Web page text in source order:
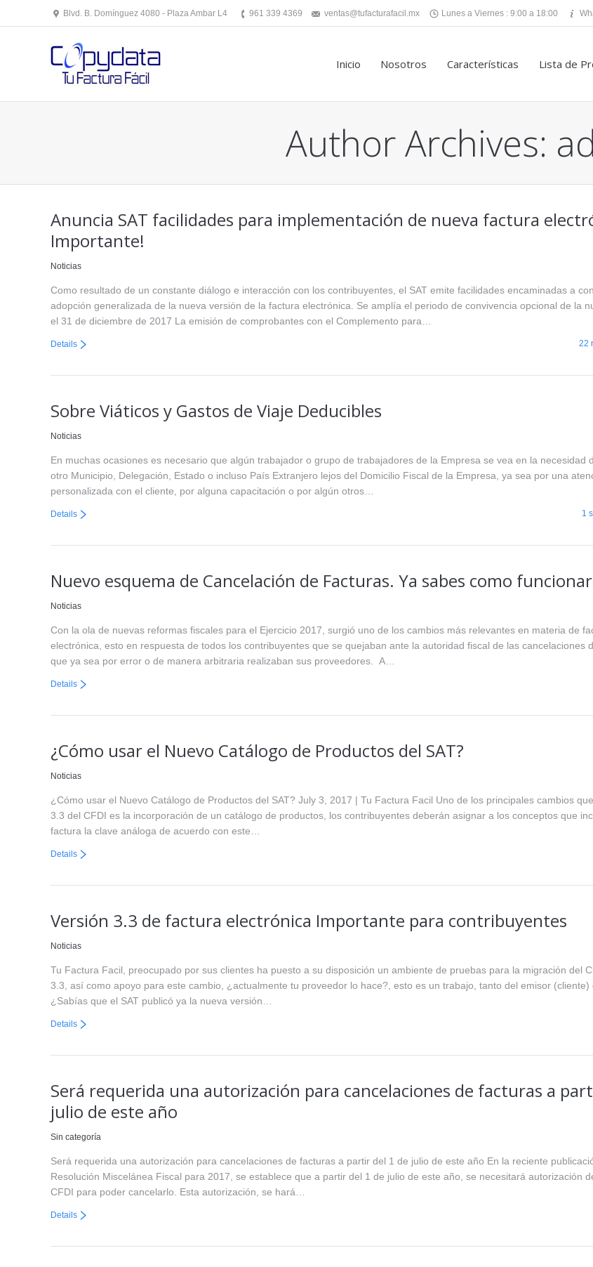
Blvd. B. Domínguez 4080 - Plaza Ambar L4 961 339 4369 ventas@tufacturafacil.mx Lunes a Viernes : 9:00 a 18:00
Inicio Nosotros Características Lista de
Author Archives:
Anuncia SAT facilidades para implementación de nueva factura
Importante!
Noticias
Como resultado de un constante diálogo e interacción con los contribuyentes, el SAT emite facilidades encaminadas a
adopción generalizada de la nueva versión de la factura electrónica. Se amplía el periodo de convivencia opcional de la
el 31 de diciembre de 2017 La emisión de comprobantes con el Complemento para…
22
Details
Sobre Viáticos y Gastos de Viaje Deducibles
Noticias
En muchas ocasiones es necesario que algún trabajador o grupo de trabajadores de la Empresa se vea en la necesidad
otro Municipio, Delegación, Estado o incluso País Extranjero lejos del Domicilio Fiscal de la Empresa, ya sea por una
personalizada con el cliente, por alguna capacitación o por algún otros…
1
Details
Nuevo esquema de Cancelación de Facturas. Ya sabes como
Noticias
Con la ola de nuevas reformas fiscales para el Ejercicio 2017, surgió uno de los cambios más relevantes en materia de
electrónica, esto en respuesta de todos los contribuyentes que se quejaban ante la autoridad fiscal de las cancelaciones
que ya sea por error o de manera arbitraria realizaban sus proveedores. A…
Details
¿Cómo usar el Nuevo Catálogo de Productos del SAT?
Noticias
¿Cómo usar el Nuevo Catálogo de Productos del SAT? July 3, 2017 | Tu Factura Facil Uno de los principales cambios
3.3 del CFDI es la incorporación de un catálogo de productos, los contribuyentes deberán asignar a los conceptos que
factura la clave análoga de acuerdo con este…
Details
Versión 3.3 de factura electrónica Importante para contribuyentes
Noticias
Tu Factura Facil, preocupado por sus clientes ha puesto a su disposición un ambiente de pruebas para la migración del
3.3, así como apoyo para este cambio, ¿actualmente tu proveedor lo hace?, esto es un trabajo, tanto del emisor (cliente)
¿Sabías que el SAT publicó ya la nueva versión…
Details
Será requerida una autorización para cancelaciones de facturas a
julio de este año
Sin categoría
Será requerida una autorización para cancelaciones de facturas a partir del 1 de julio de este año En la reciente
Resolución Miscelánea Fiscal para 2017, se establece que a partir del 1 de julio de este año, se necesitará autorización
CFDI para poder cancelarlo. Esta autorización, se hará…
Details